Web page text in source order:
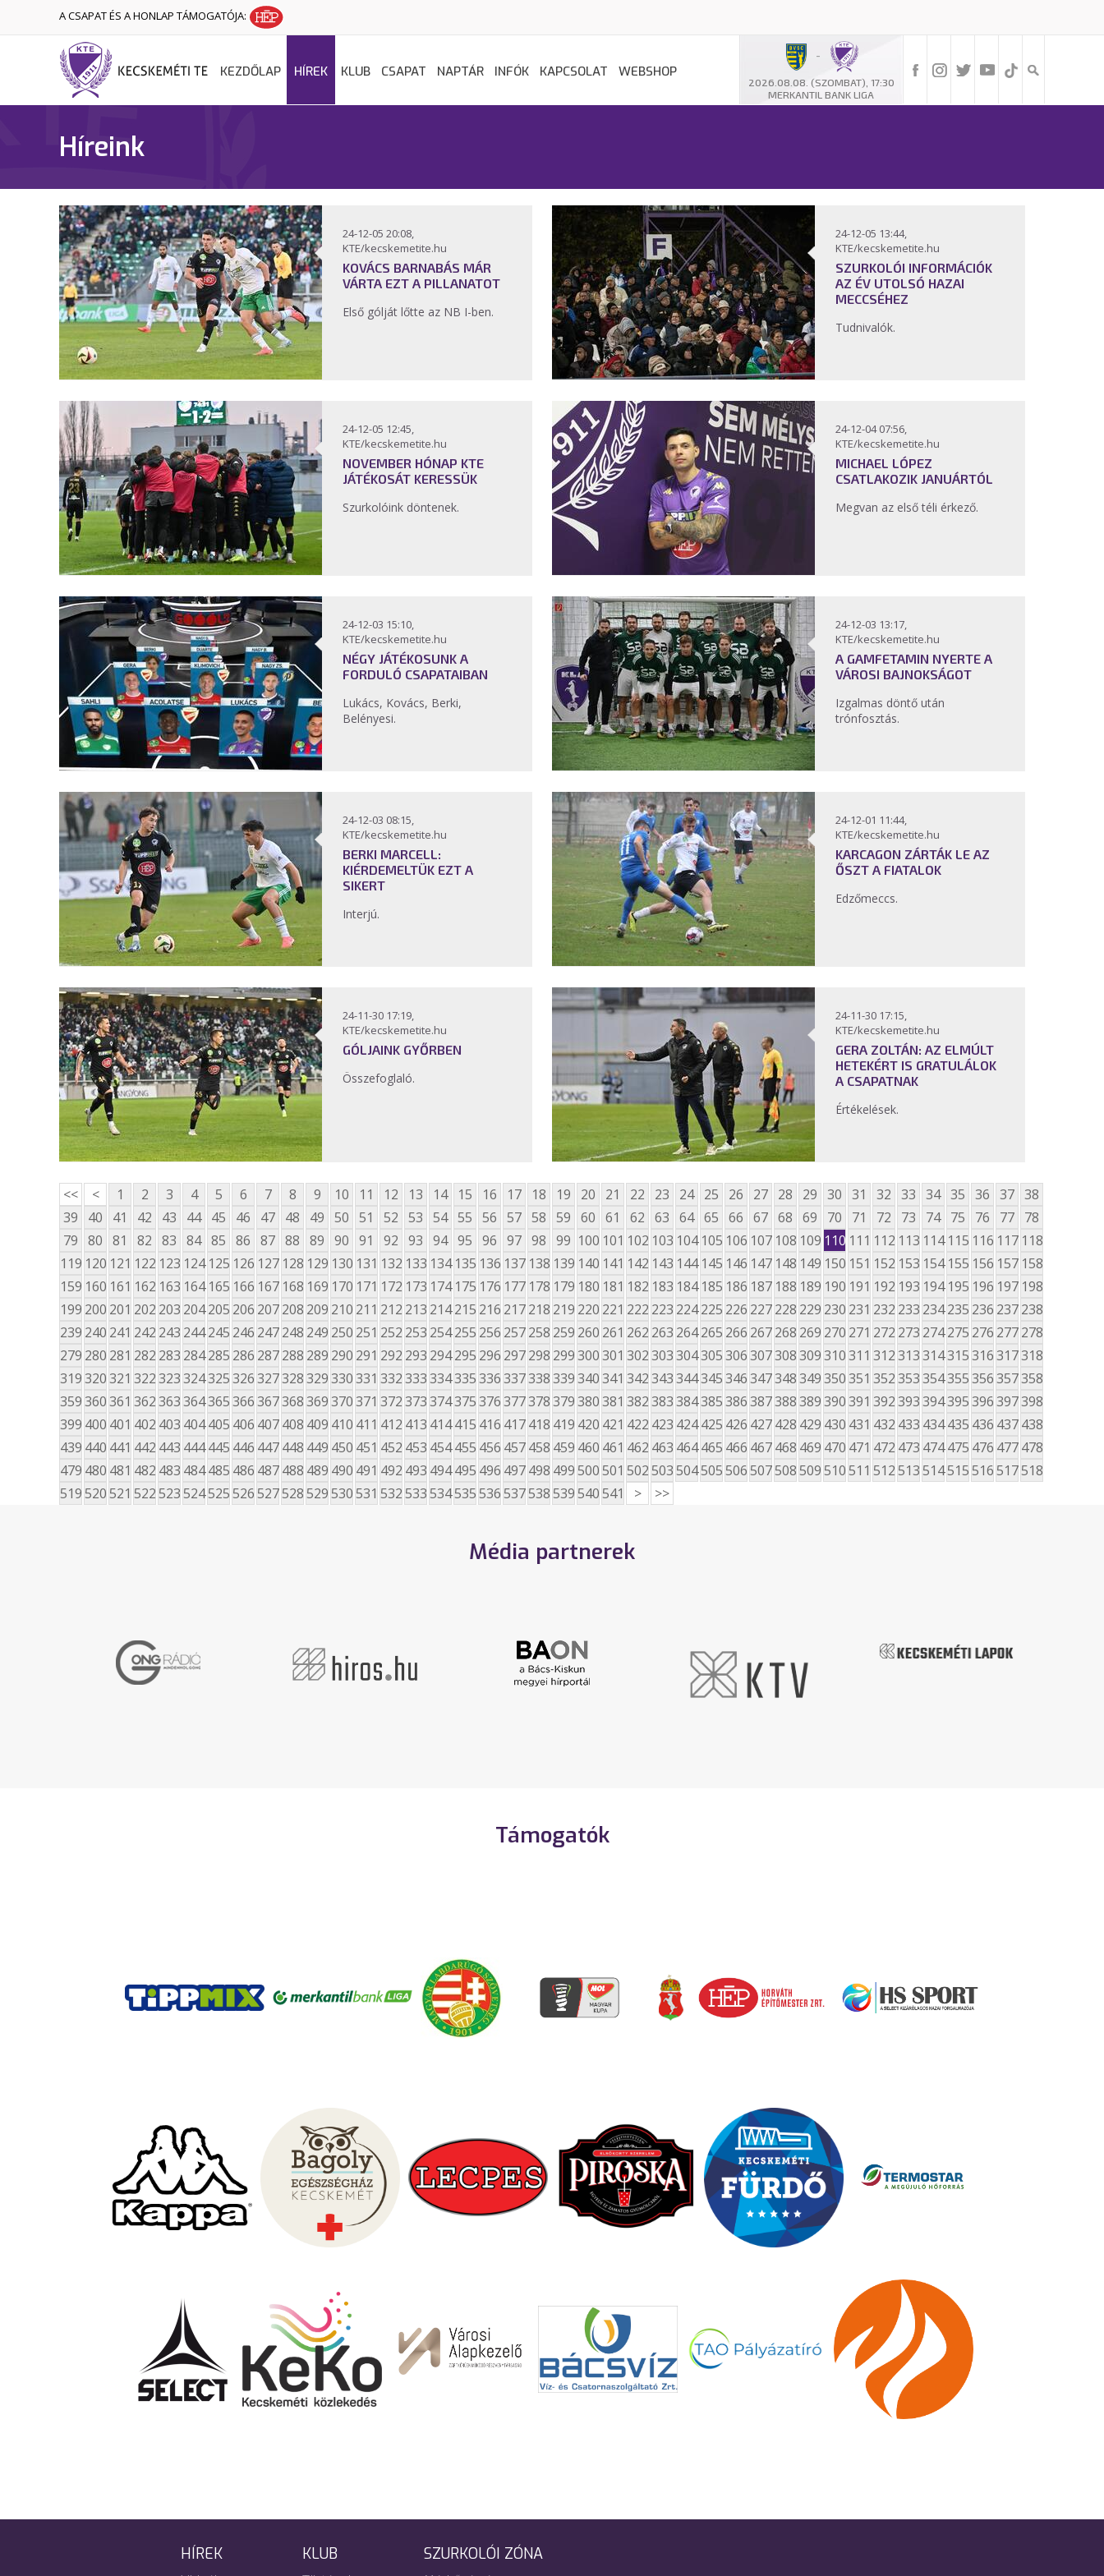
A CSAPAT ÉS A HONLAP TÁMOGATÓJA:
-
2026.08.08. (SZOMBAT), 17:30
MERKANTIL BANK LIGA
KEZDŐLAP HÍREK KLUB CSAPAT NAPTÁR INFÓK KAPCSOLAT WEBSHOP
Híreink
24-12-05 20:08,
KTE/kecskemetite.hu
KOVÁCS BARNABÁS MÁR
VÁRTA EZT A PILLANATOT
Első gólját lőtte az NB I-ben.
24-12-05 13:44,
KTE/kecskemetite.hu
SZURKOLÓI INFORMÁCIÓK
AZ ÉV UTOLSÓ HAZAI
MECCSÉHEZ
Tudnivalók.
24-12-05 12:45,
KTE/kecskemetite.hu
NOVEMBER HÓNAP KTE
JÁTÉKOSÁT KERESSÜK
Szurkolóink döntenek.
24-12-04 07:56,
KTE/kecskemetite.hu
MICHAEL LÓPEZ
CSATLAKOZIK JANUÁRTÓL
Megvan az első téli érkező.
24-12-03 15:10,
KTE/kecskemetite.hu
NÉGY JÁTÉKOSUNK A
FORDULÓ CSAPATAIBAN
Lukács, Kovács, Berki,
Belényesi.
24-12-03 13:17,
KTE/kecskemetite.hu
A GAMFETAMIN NYERTE A
VÁROSI BAJNOKSÁGOT
Izgalmas döntő után
trónfosztás.
24-12-03 08:15,
KTE/kecskemetite.hu
BERKI MARCELL:
KIÉRDEMELTÜK EZT A
SIKERT
Interjú.
24-12-01 11:44,
KTE/kecskemetite.hu
KARCAGON ZÁRTÁK LE AZ
ŐSZT A FIATALOK
Edzőmeccs.
24-11-30 17:19,
KTE/kecskemetite.hu
GÓLJAINK GYŐRBEN
Összefoglaló.
24-11-30 17:15,
KTE/kecskemetite.hu
GERA ZOLTÁN: AZ ELMÚLT
HETEKÉRT IS GRATULÁLOK
A CSAPATNAK
Értékelések.
<< < 1 2 3 4 5 6 7 8 9 10 11 12 13 14 15 16 17 18 19 20 21 22 23 24 25 26 27 28 29 30 31 32 33 34 35 36 37 38
39
40 41 42 43 44 45 46 47 48 49 50 51 52 53 54 55 56 57 58 59 60 61 62 63 64 65 66 67 68 69 70 71 72 73 74 75 76 77 78
79 80 81 82 83 84 85 86 87 88 89 90 91 92 93 94 95 96 97 98 99 100 101 102 103 104 105 106 107 108 109 110 111 112 113 114 115 116 117 118
119 120 121 122 123 124 125 126 127 128 129 130 131 132 133 134 135 136 137 138 139 140 141 142 143 144 145 146 147 148 149 150 151 152 153 154 155 156 157 158
159 160 161 162 163 164 165 166 167 168 169 170 171 172 173 174 175 176 177 178 179 180 181 182 183 184 185 186 187 188 189 190 191 192 193 194 195 196 197 198
199 200 201 202 203 204205 206 207208 209 210 211 212 213 214215 216 217218 219 220 221 222 223 224225 226 227228 229 230 231 232 233 234235 236 237238
239 240 241 242 243 244245 246 247248 249 250 251 252 253 254255 256 257258 259 260 261 262 263 264265 266 267268 269 270 271 272 273 274275 276 277278
279 280 281 282 283 284285 286 287288 289 290 291 292 293 294295 296 297298 299300301 302303304305306307308309310311 312313314315316317318
319320321 322323324325326327328329330331 332333334335336337338339340341 342343344345346347348349350351 352353354355356357358
359360361 362363364365366367368369370371 372373374375376377378379380381 382383384385386387388389390391 392393394395396397398
399 400 401 402 403 404405 406 407408 409 410 411 412 413 414415 416 417418 419 420 421 422 423 424425 426 427428 429 430 431 432 433 434435 436 437438
439 440 441 442 443 444445 446 447448 449 450 451 452 453 454455 456 457458 459 460 461 462 463 464465 466 467468 469 470 471 472 473 474475 476 477478
479 480 481 482 483 484485 486 487488 489 490 491 492 493 494495 496 497498 499500501 502503504505506507508509510511 512513514515516517518
519520521 522523524525526527528529530531 532533534535536537538539540541 > >>
Média partnerek
Támogatók
HÍREK KLUB SZURKOLÓI ZÓNA